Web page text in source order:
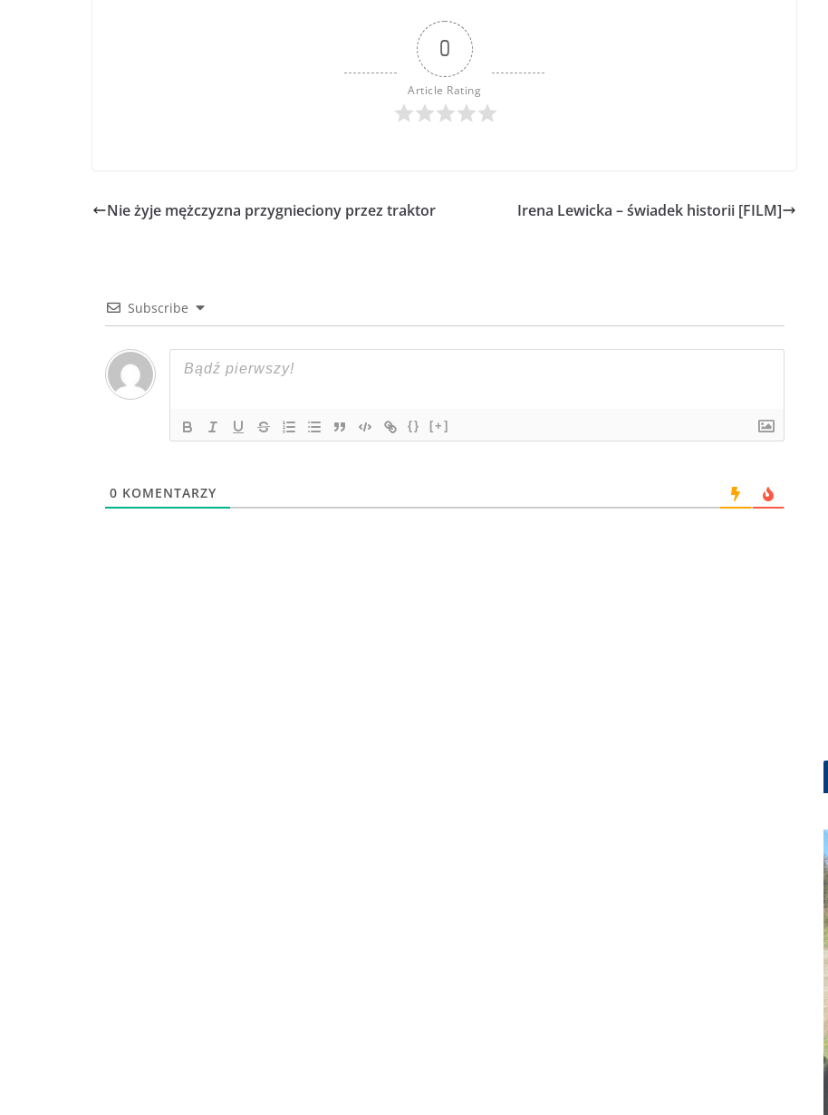
0
Article Rating
Nie żyje mężczyzna przygnieciony przez traktor Irena Lewicka – świadek historii [FILM]
Subscribe
{} [+]
0 KOMENTARZY